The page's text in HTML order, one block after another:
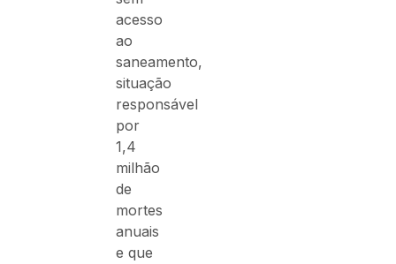
acesso
ao
saneamento,
situação
responsável
por
1,4
milhão
de
mortes
anuais
e que